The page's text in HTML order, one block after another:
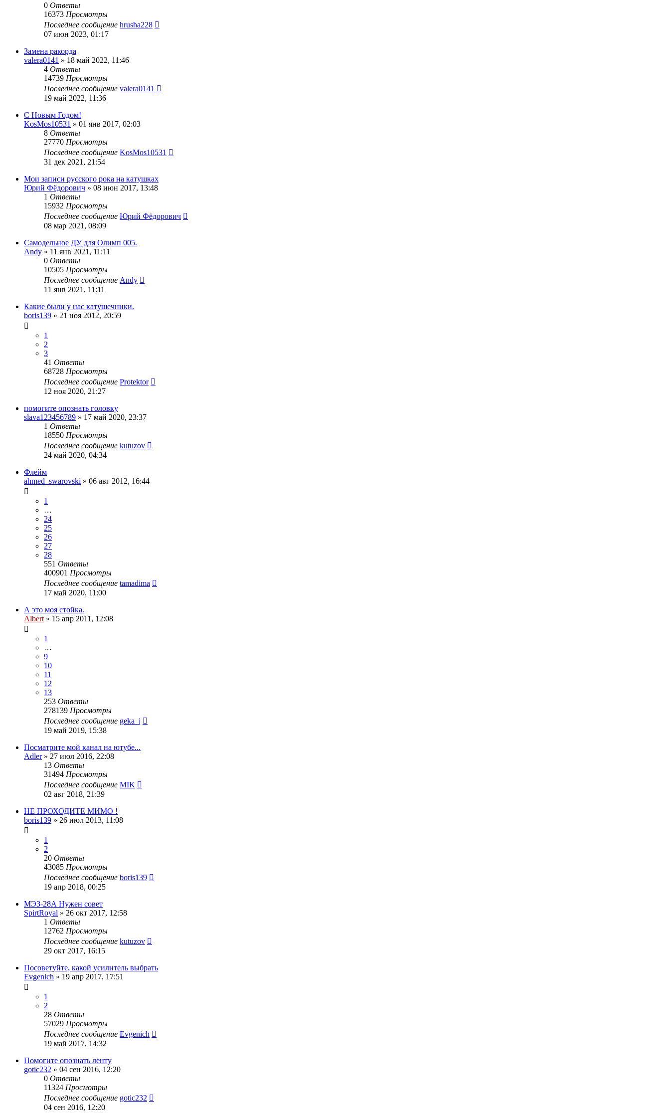
0 Ответы
16373 Просмотры
Последнее сообщение hrusha228
07 июн 2023, 01:17
Замена ракорда
valera0141 » 18 май 2022, 11:46
4 Ответы
14739 Просмотры
Последнее сообщение valera0141
19 май 2022, 11:36
С Новым Годом!
KosMos10531 » 01 янв 2017, 02:03
8 Ответы
27770 Просмотры
Последнее сообщение KosMos10531
31 дек 2021, 21:54
Мои записи русского рока на катушках
Юрий Фёдорович » 08 июн 2017, 13:48
1 Ответы
15932 Просмотры
Последнее сообщение Юрий Фёдорович
08 мар 2021, 08:09
Самодельное ДУ для Олимп 005.
Andy » 11 янв 2021, 11:11
0 Ответы
10505 Просмотры
Последнее сообщение Andy
11 янв 2021, 11:11
Какие были у нас катушечники.
boris139 » 21 ноя 2012, 20:59
1
2
3
41 Ответы
68728 Просмотры
Последнее сообщение Protektor
12 ноя 2020, 21:27
помогите опознать головку
slava123456789 » 17 май 2020, 23:37
1 Ответы
18550 Просмотры
Последнее сообщение kutuzov
24 май 2020, 04:34
Флейм
ahmed_swarovski » 06 авг 2012, 16:44
1
…
24
25
26
27
28
551 Ответы
400901 Просмотры
Последнее сообщение tamadima
17 май 2020, 11:00
А это моя стойка.
Albert » 15 апр 2011, 12:08
1
…
9
10
11
12
13
253 Ответы
278139 Просмотры
Последнее сообщение geka_j
19 май 2019, 15:38
Посматрите мой канал на ютубе...
Adler» 27 июл 2016, 22:08
13 Ответы
31494 Просмотры
Последнее сообщение MIK
02 авг 2018, 21:39
НЕ ПРОХОДИТЕ МИМО !
boris139 » 26 июл 2013, 11:08
1
2
20 Ответы
43085 Просмотры
Последнее сообщение boris139
19 апр 2018, 00:25
МЭЗ-28А Нужен совет
SpirtRoyal » 26 окт 2017, 12:58
1 Ответы
12762 Просмотры
Последнее сообщение kutuzov
29 окт 2017, 16:15
Посоветуйте, какой усилитель выбрать
Evgenich » 19 апр 2017, 17:51
1
2
28 Ответы
57029 Просмотры
Последнее сообщение Evgenich
19 май 2017, 14:32
Помогите опознать ленту
gotic232 » 04 сен 2016, 12:20
0 Ответы
11324 Просмотры
Последнее сообщение gotic232
04 сен 2016, 12:20